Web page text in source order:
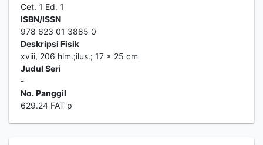
Cet. 1 Ed. 1
ISBN/ISSN
978 623 01 3885 0
Deskripsi Fisik
xviii, 206 hlm.;ilus.; 17 x 25 cm
Judul Seri
-
No. Panggil
629.24 FAT p